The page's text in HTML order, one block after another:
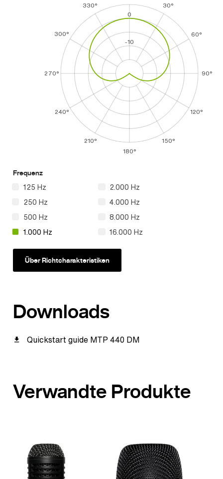
30°
60°
90°
120°
150°
180°
210°
240°
270°
300°
330°
-10
0
Frequenz
125 Hz
250 Hz
500 Hz
1.000 Hz
2.000 Hz
4.000 Hz
8.000 Hz
16.000 Hz
Über Richtcharakteristiken
Downloads
Quickstart guide MTP 440 DM
Verwandte Produkte